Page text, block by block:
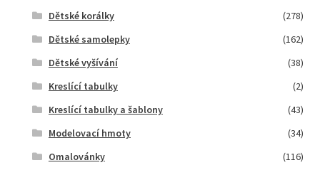
Dětské korálky
(278)
Dětské samolepky
(162)
Dětské vyšívání
(38)
Kreslící tabulky
(2)
Kreslící tabulky a šablony
(43)
Modelovací hmoty
(34)
Omalovánky
(116)